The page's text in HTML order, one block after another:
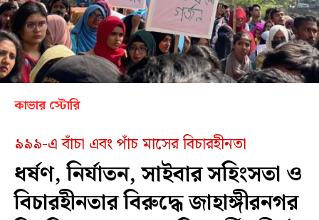
কাভার স্টোরি
৯৯৯-এ বাঁচা এবং পাঁচ মাসের বিচারহীনতা
ধর্ষণ, নির্যাতন, সাইবার সহিংসতা ও
বিচারহীনতার বিরুদ্ধে জাহাঙ্গীরনগর